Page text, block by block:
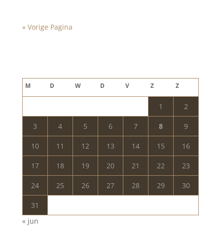
« Vorige Pagina
M D W D V Z Z
1 2
3 4 5 6 7 8 9
10 11 12 13 14 15 16
17 18 19 20 21 22 23
24 25 26 27 28 29 30
31
« jun